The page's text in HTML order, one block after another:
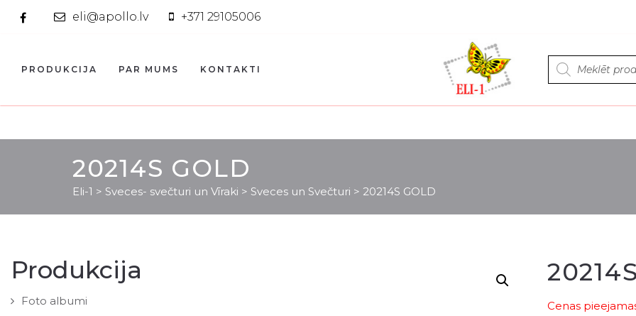
eli@apollo.lv +371 29105006
Products
search
PRODUKCIJA PAR MUMS KONTAKTI
20214S GOLD
Eli-1 > Sveces- svečturi un Vīraki > Sveces un Svečturi > 20214S GOLD
Produkcija
Foto albumi
Cenas